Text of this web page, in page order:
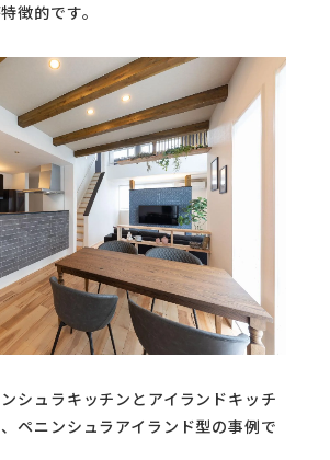
徴的です。
シュラキッチンとアイランドキッチ
ペニンシュラアイランド型の事例で